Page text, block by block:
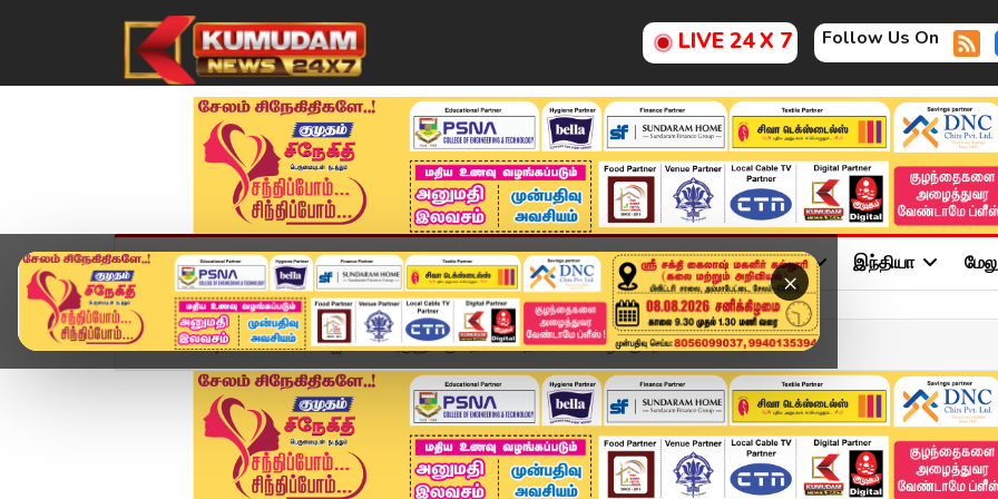
LIVE 24 X 7 Follow Us On
×
முகப்பு விளையாட்டு அண்மை தமிழ்நாடு சினிமா அரசியல் விளையாட்டு இந்தியா
Home வீடியோ ஸ்டோரி ஐ.பி.எஸ் அருணுக்கு எதிராக தொடரப்பட்ட வழக்கு.. ந...